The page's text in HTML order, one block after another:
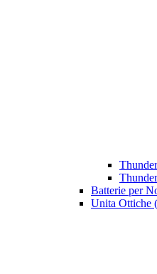
Batterie per
Unita Ottiche